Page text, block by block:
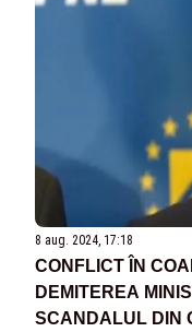
8 aug. 2024, 17:18
CONFLICT ÎN
DEMITEREA
SCANDALUL DIN